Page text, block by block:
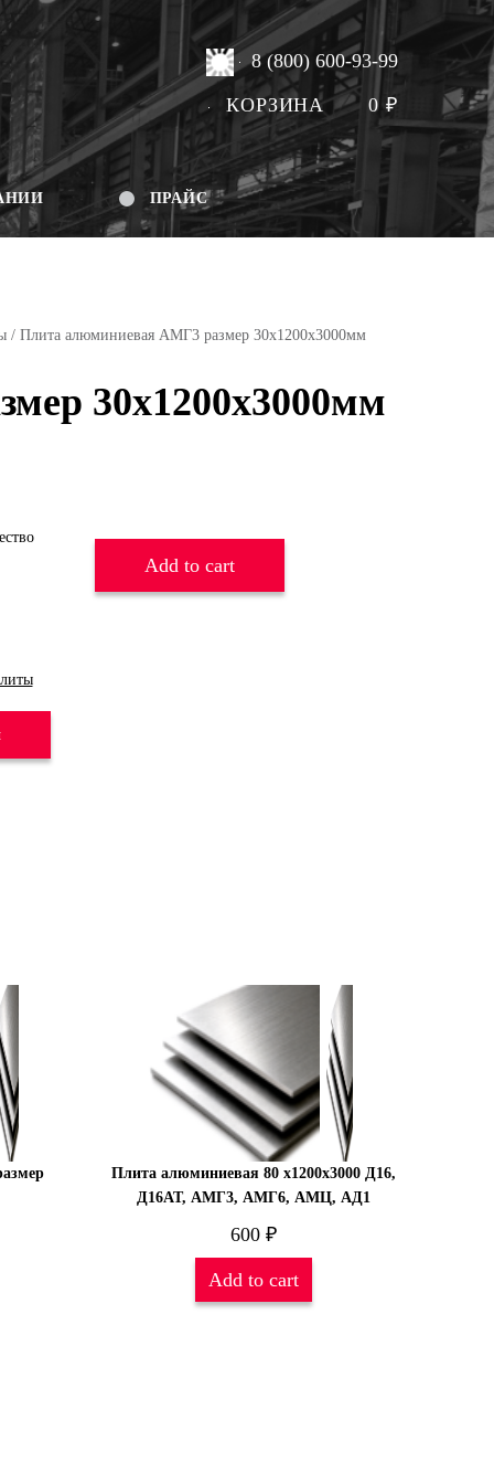
8 (800) 600-93-99
КОРЗИНА 0₽
ПРАЙС
/ Плита алюминиевая АМГ3 размер 30х1200х3000мм
30х1200х3000мм
Add to cart
Плита алюминиевая 80 х1200х3000 Д16,
Д16АТ, АМГ3, АМГ6, АМЦ, АД1
600 ₽
Add to cart